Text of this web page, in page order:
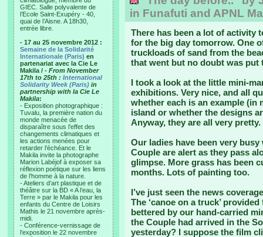
GIEC. Salle polyvalente de
l’Ecole Saint-Exupéry - 40,
quai de l’Aisne. A 18h30,
entrée libre.
- 17 au 25 novembre 2012 :
Semaine de la Solidarité
Internationale (Paris) en
partenariat avec la Cie Le
Makila / - From November
17th to 25th : International
Solidarity Week (Paris) in
partnership with la Cie Le
Makila:
- Exposition photographique :
Tuvalu, la première nation du
monde menacée de
disparaître sous l’effet des
changements climatiques et
les actions menées pour
retarder l’échéance. Et le
Makila invite la photographe
Marion Labéjof à exposer sa
réflexion poétique sur les liens
de l’homme à la nature.
- Ateliers d’art plastique et de
théâtre sur la BD « A l’eau, la
Terre » par le Makila pour les
enfants du Centre de Loisirs
Mathis le 21 novembre après-
midi.
- Conférence-vernissage de
l’exposition le 22 novembre
in Funafuti and APNL
There has been a lot of activity
for the big day tomorrow. One
truckloads of sand from the
that went but no doubt was put
I took a look at the little mini-
exhibitions. Very nice, and all
whether each is an example
island or whether the designs
Anyway, they are all very pretty.
Our ladies have been very
Couple are alert as they pass
glimpse. More grass has been
months. Lots of painting too.
I’ve just seen the news
The ‘canoe on a truck’
bettered by our hand-carried
the Couple had arrived in the
yesterday? I suppose the film